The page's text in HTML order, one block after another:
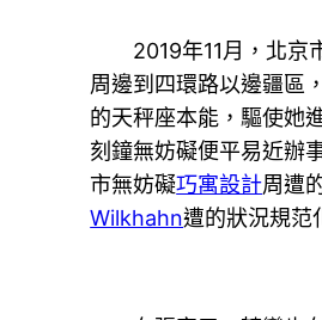
2019年11月，北京
周邊到四環路以邊疆區
的天秤座本能，驅使她
刻鐘無妨礙便平易近辦
市無妨礙巧寓設計周遭
Wilkhahn遭的狀況規范